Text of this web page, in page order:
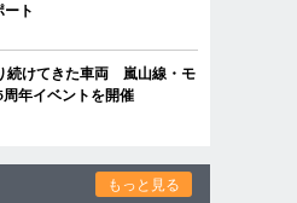
ト
続けてきた車両 嵐山線・モ
年イベントを開催
もっと見る